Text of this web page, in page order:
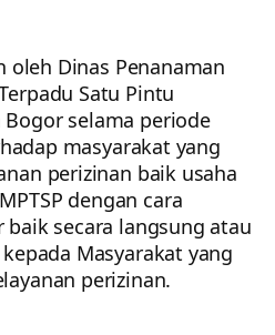
oleh Dinas Penanaman
Satu Pintu
Bogor selama periode
masyarakat yang
perizinan baik usaha
dengan cara
secara langsung atau
Masyarakat yang
perizinan.